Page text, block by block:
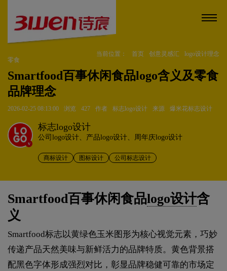
当前位置： 首页 创意灵感汇
logo设计理念
零食
Smartfood百事休闲食品logo含义及零食
品牌理念
2026-02-25 08:13:00 浏览 427 作者 标志logo设计 来源 爆米花标志设计
v
标志logo设计
公司logo设计、产品logo设计、周年庆logo设计
商标设计 图标设计 公司标志设计
Smartfood百事休闲食品logo设计含
义
Smartfood标志以黄绿色玉米图形为核心视觉元素，巧妙
传递产品天然美味与新鲜活力的品牌特质。黄色背景搭
配黑色字体形成强烈对比，彰显品牌稳健可靠的市场定